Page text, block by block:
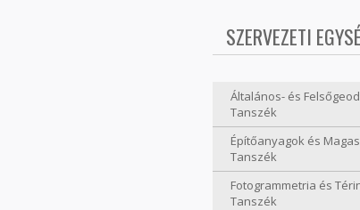
SZERVEZETI
Általános- és
Tanszék
Építőanyagok és
Tanszék
Fotogrammetria és
Tanszék